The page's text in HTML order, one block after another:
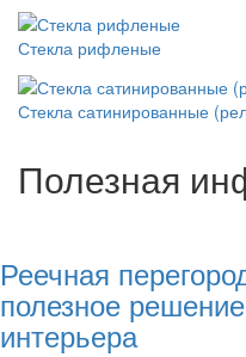
Стекла рифленые
Стекла сатинированные
Полезная
Реечная
полезное
интерьера